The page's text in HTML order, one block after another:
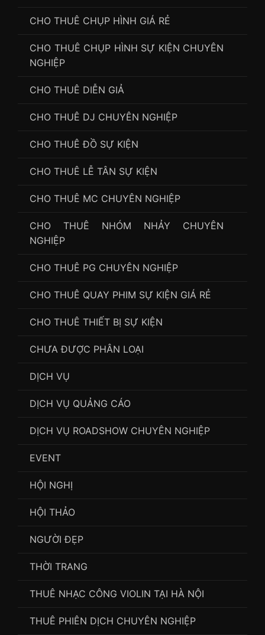
CHO THUÊ CHỤP HÌNH GIÁ RẺ
CHO THUÊ CHỤP HÌNH SỰ KIỆN CHUYÊN
NGHIỆP
CHO THUÊ DIỄN GIẢ
CHO THUÊ DJ CHUYÊN NGHIỆP
CHO THUÊ ĐỒ SỰ KIỆN
CHO THUÊ LỄ TÂN SỰ KIỆN
CHO THUÊ MC CHUYÊN NGHIỆP
CHO THUÊ NHÓM NHẢY CHUYÊN
NGHIỆP
CHO THUÊ PG CHUYÊN NGHIỆP
CHO THUÊ QUAY PHIM SỰ KIỆN GIÁ RẺ
CHO THUÊ THIẾT BỊ SỰ KIỆN
CHƯA ĐƯỢC PHÂN LOẠI
DỊCH VỤ
DỊCH VỤ QUẢNG CÁO
DỊCH VỤ ROADSHOW CHUYÊN NGHIỆP
EVENT
HỘI NGHỊ
HỘI THẢO
NGƯỜI ĐẸP
THỜI TRANG
THUÊ NHẠC CÔNG VIOLIN TẠI HÀ NỘI
THUÊ PHIÊN DỊCH CHUYÊN NGHIỆP